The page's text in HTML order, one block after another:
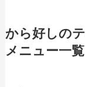
から好しの
メニュー一